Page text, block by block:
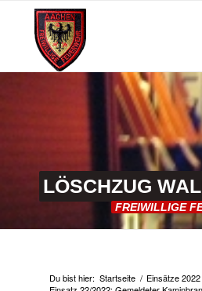
LÖSCHZUG
FREIWILLIGE
Du bist hier: Startseite / Einsätze 2022